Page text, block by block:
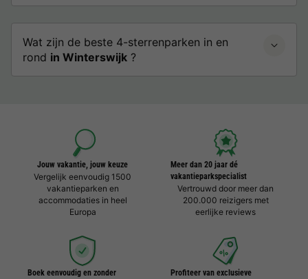
Wat zijn de beste 4-sterrenparken in en
rond in Winterswijk ?
Jouw vakantie, jouw keuze
Vergelijk eenvoudig 1500
vakantieparken en
accommodaties in heel
Europa
Meer dan 20 jaar dé
vakantieparkspecialist
Vertrouwd door meer dan
200.000 reizigers met
eerlijke reviews
Boek eenvoudig en zonder
Profiteer van exclusieve